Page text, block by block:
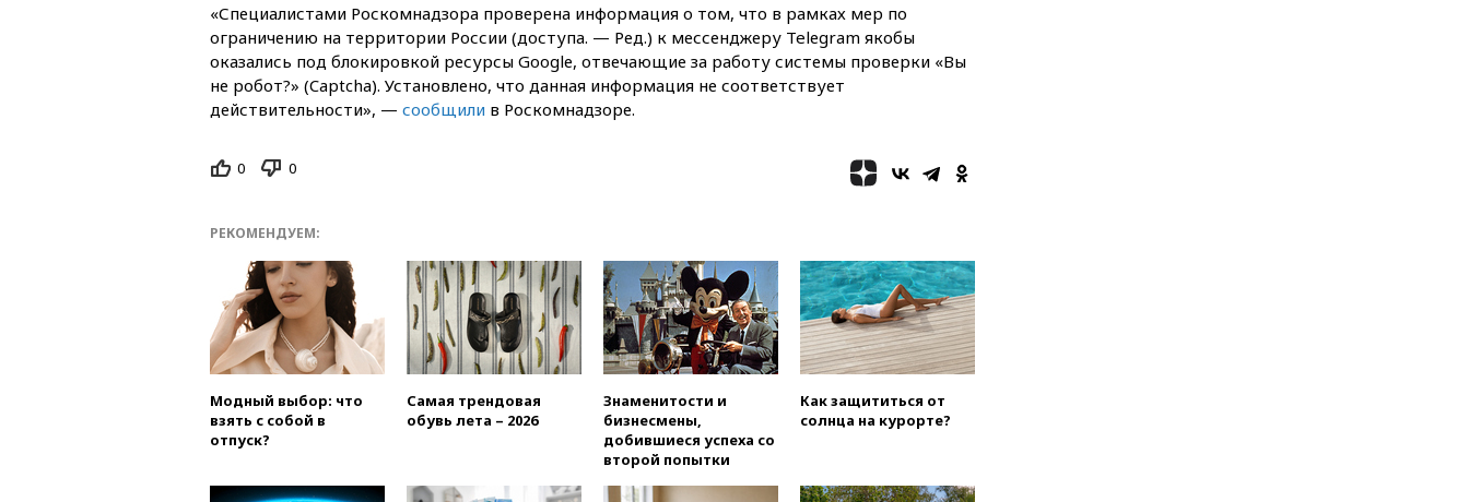
из окна
12:22 В России с 1 сентября
изменятся билеты на
общественный транспорт
сделки по открытию
Ормузского пролива
разведданными с Украиной
11:58
Великобритания
расширила санкции против
России
11:37
В Ярославской области
резервуары НПЗ
11:19
годовщину ядерной
«Специалистами Роскомнадзора проверена информация о том, что в рамках мер по
ограничению на территории России (доступа. — Ред.) к мессенджеру Telеgram якобы
оказались под блокировкой ресурсы Googlе, отвечающие за работу системы проверки «Вы
не робот?» (Captcha). Установлено, что данная информация не соответствует
действительности», — сообщили в Роскомнадзоре.
0 0
РЕКОМЕНДУЕМ:
Модный выбор: что
взять с собой в
отпуск?
Самая трендовая
обувь лета – 2026
Знаменитости и
бизнесмены,
добившиеся успеха со
второй попытки
Как защититься от
солнца на курорте?